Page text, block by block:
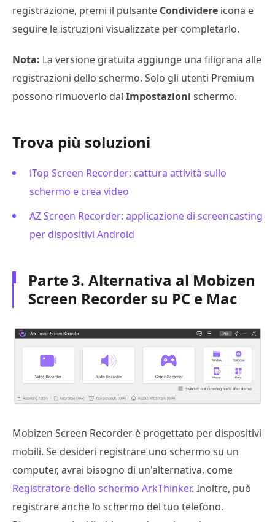
registrazione, premi il pulsante Condividere icona e
seguire le istruzioni visualizzate per completarlo.
Nota: La versione gratuita aggiunge una filigrana alle
registrazioni dello schermo. Solo gli utenti Premium
possono rimuoverlo dal Impostazioni schermo.
Trova più soluzioni
iTop Screen Recorder: cattura attività sullo
schermo e crea video
AZ Screen Recorder: applicazione di screencasting
per dispositivi Android
Parte 3. Alternativa al Mobizen
Screen Recorder su PC e Mac
Mobizen Screen Recorder è progettato per dispositivi
mobili. Se desideri registrare uno schermo su un
computer, avrai bisogno di un'alternativa, come
Registratore dello schermo ArkThinker. Inoltre, può
registrare anche lo schermo del tuo telefono.